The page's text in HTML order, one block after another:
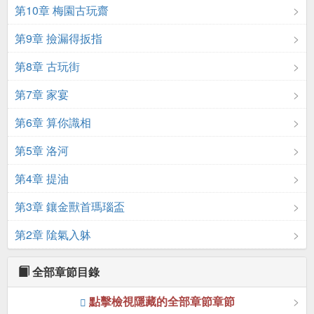
第10章 梅園古玩齋
第9章 撿漏得扳指
第8章 古玩街
第7章 家宴
第6章 算你識相
第5章 洛河
第4章 提油
第3章 鑲金獸首瑪瑙盃
第2章 隂氣入躰
全部章節目錄
點擊檢視隱藏的全部章節章節